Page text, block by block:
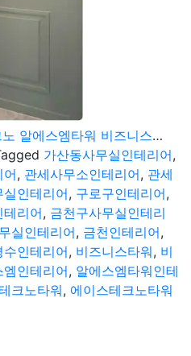
가산 금천 구로 에이스테크노 알에스엠타워 비즈니스타워 대형평수 관세사무소 공사
가산동사무실인테리어,
어, 관세사무소인테리어, 관세
인테리어, 구로구인테리어,
테리어, 금천구사무실인테리
실인테리어, 금천인테리어,
수인테리어, 비즈니스타워, 비
엠인테리어, 알에스엠타워인테
크노타워, 에이스테크노타워